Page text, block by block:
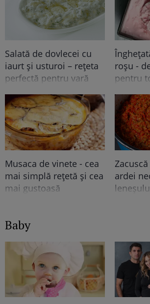
Salată de dovlecei cu
iaurt și usturoi – rețeta
perfectă pentru vară
roșu -
pentru
Musaca de vinete - cea
mai simplă rețetă și cea
mai gustoasă
ardei
Baby